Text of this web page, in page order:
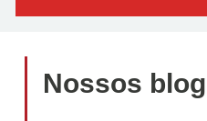
Nossos